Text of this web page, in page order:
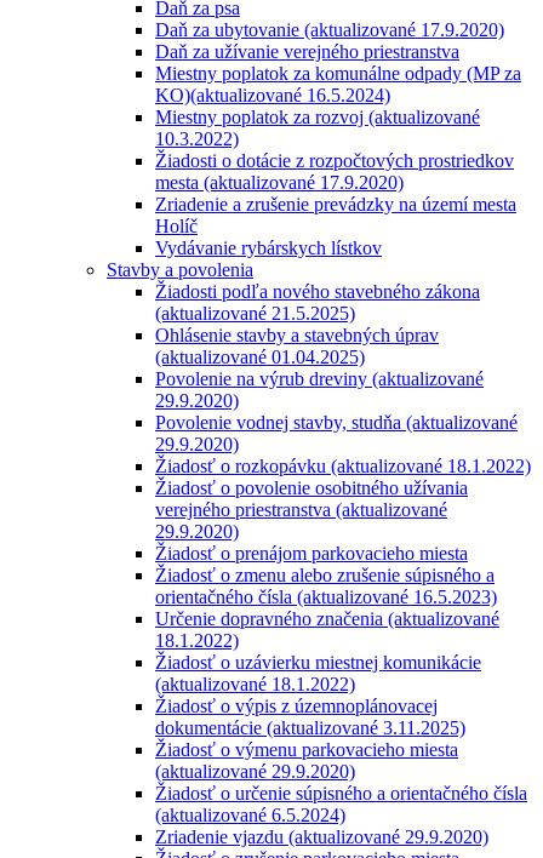
Daň za psa
Daň za ubytovanie (aktualizované 17.9.2020)
Daň za užívanie verejného priestranstva
Miestny poplatok za komunálne odpady (MP za
KO)(aktualizované 16.5.2024)
Miestny poplatok za rozvoj (aktualizované
10.3.2022)
Žiadosti o dotácie z rozpočtových prostriedkov
mesta (aktualizované 17.9.2020)
Zriadenie a zrušenie prevádzky na území mesta
Holíč
Vydávanie rybárskych lístkov
Stavby a povolenia
Žiadosti podľa nového stavebného zákona
(aktualizované 21.5.2025)
Ohlásenie stavby a stavebných úprav
(aktualizované 01.04.2025)
Povolenie na výrub dreviny (aktualizované
29.9.2020)
Povolenie vodnej stavby, studňa (aktualizované
29.9.2020)
Žiadosť o rozkopávku (aktualizované 18.1.2022)
Žiadosť o povolenie osobitného užívania
verejného priestranstva (aktualizované
29.9.2020)
Žiadosť o prenájom parkovacieho miesta
Žiadosť o zmenu alebo zrušenie súpisného a
orientačného čísla (aktualizované 16.5.2023)
Určenie dopravného značenia (aktualizované
18.1.2022)
Žiadosť o uzávierku miestnej komunikácie
(aktualizované 18.1.2022)
Žiadosť o výpis z územnoplánovacej
dokumentácie (aktualizované 3.11.2025)
Žiadosť o výmenu parkovacieho miesta
(aktualizované 29.9.2020)
Žiadosť o určenie súpisného a orientačného čísla
(aktualizované 6.5.2024)
Zriadenie vjazdu (aktualizované 29.9.2020)